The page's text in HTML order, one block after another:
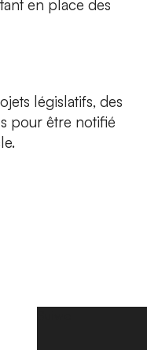
en place des
législatifs, des
pour être notifié